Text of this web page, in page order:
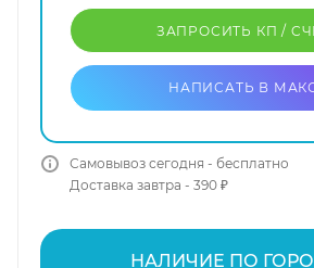
ЗАПРОСИТЬ КП /
НАПИСАТЬ В
Самовывоз сегодня - бесплатно
Доставка завтра - 390 ₽
НАЛИЧИЕ ПО